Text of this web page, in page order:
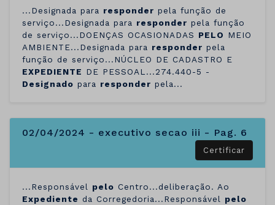
...Designada para responder pela função de
serviço...Designada para responder pela função
de serviço...DOENÇAS OCASIONADAS PELO MEIO
AMBIENTE...Designada para responder pela
função de serviço...NÚCLEO DE CADASTRO E
EXPEDIENTE DE PESSOAL...274.440-5 -
Designado para responder pela...
02/04/2024 - executivo secao iii - Pag. 6
Certificar
...Responsável pelo Centro...deliberação. Ao
Expediente da Corregedoria...Responsável pelo